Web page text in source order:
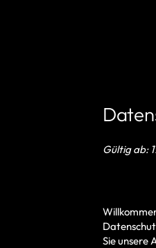
Gültig ab:
Sie unsere